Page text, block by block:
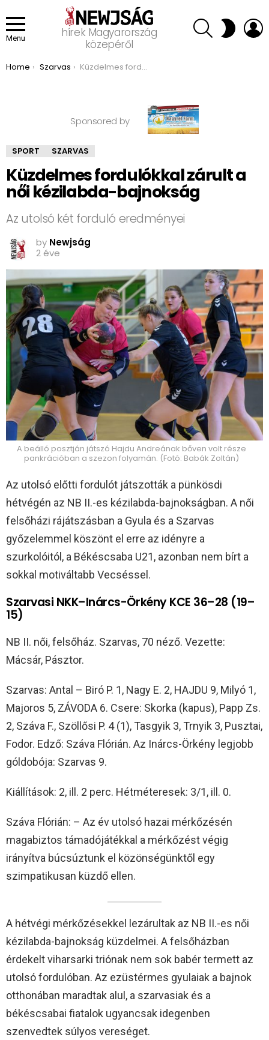
Menu
hírek Magyarország
közepéről
SEARCH SWITCH
SKIN
You are here:
Home Szarvas Küzdelmes fordulókkal zárult a női kézilabda-bajnokság
Sponsored by
SPORT SZARVAS
Küzdelmes fordulókkal zárult a
női kézilabda-bajnokság
Az utolsó két forduló eredményei
by Newjság
2 éve
A beálló posztján játszó Hajdu Andreának bőven volt része
pankrációban a szezon folyamán. (Fotó: Babák Zoltán)
Az utolsó előtti fordulót játszották a pünkösdi
hétvégén az NB II.-es kézilabda-bajnokságban. A női
felsőházi rájátszásban a Gyula és a Szarvas
győzelemmel köszönt el erre az idényre a
szurkolóitól, a Békéscsaba U21, azonban nem bírt a
sokkal motiváltabb Vecséssel.
Szarvasi NKK–Inárcs-Örkény KCE 36–28 (19–
15)
NB II. női, felsőház. Szarvas, 70 néző. Vezette:
Mácsár, Pásztor.
Szarvas: Antal – Biró P. 1, Nagy E. 2, HAJDU 9, Milyó 1,
Majoros 5, ZÁVODA 6. Csere: Skorka (kapus), Papp Zs.
2, Száva F., Szöllősi P. 4 (1), Tasgyik 3, Trnyik 3, Pusztai,
Fodor. Edző: Száva Flórián. Az Inárcs-Örkény legjobb
góldobója: Szarvas 9.
Kiállítások: 2, ill. 2 perc. Hétméteresek: 3/1, ill. 0.
Száva Flórián: – Az év utolsó hazai mérkőzésén
magabiztos támadójátékkal a mérkőzést végig
irányítva búcsúztunk el közönségünktől egy
szimpatikusan küzdő ellen.
A hétvégi mérkőzésekkel lezárultak az NB II.-es női
kézilabda-bajnokság küzdelmei. A felsőházban
érdekelt viharsarki triónak nem sok babér termett az
utolsó fordulóban. Az ezüstérmes gyulaiak a bajnok
otthonában maradtak alul, a szarvasiak és a
békéscsabai fiatalok ugyancsak idegenben
szenvedtek súlyos vereséget.